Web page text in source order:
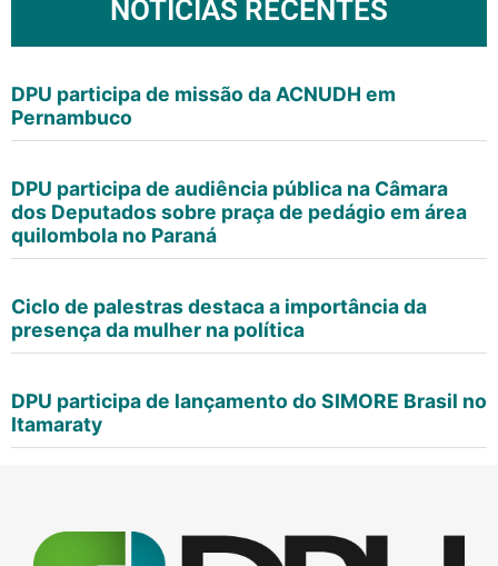
NOTÍCIAS RECENTES
DPU participa de missão da ACNUDH em
Pernambuco
DPU participa de audiência pública na Câmara
dos Deputados sobre praça de pedágio em área
quilombola no Paraná
Ciclo de palestras destaca a importância da
presença da mulher na política
DPU participa de lançamento do SIMORE Brasil no
Itamaraty